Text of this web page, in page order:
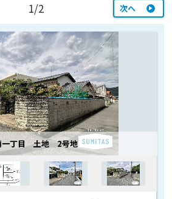
1/2 次へ
一丁目 土地 2号地